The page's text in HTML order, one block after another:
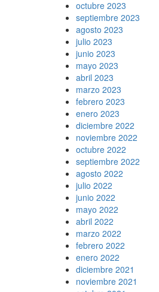
octubre 2023
septiembre 2023
agosto 2023
julio 2023
junio 2023
mayo 2023
abril 2023
marzo 2023
febrero 2023
enero 2023
diciembre 2022
noviembre 2022
octubre 2022
septiembre 2022
agosto 2022
julio 2022
junio 2022
mayo 2022
abril 2022
marzo 2022
febrero 2022
enero 2022
diciembre 2021
noviembre 2021